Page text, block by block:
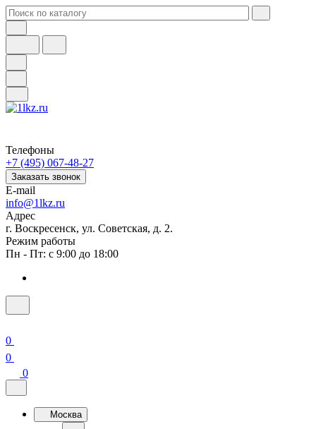
Телефоны
+7 (495) 067-48-27
Заказать звонок
E-mail
info@1lkz.ru
Адрес
г. Воскресенск, ул. Советская, д. 2.
Режим работы
Пн - Пт: с 9:00 до 18:00
0
0
0
Москва